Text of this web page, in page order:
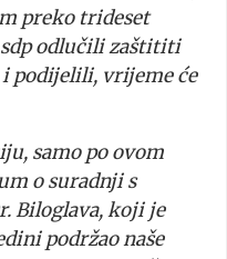
preko trideset
odlučili zaštititi
i podijelili, vrijeme će
samo po ovom
o suradnji s
Biloglava, koji je
podržao naše